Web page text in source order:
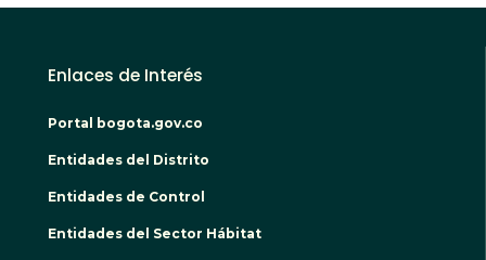
Enlaces de Interés
Portal bogota.gov.co
Entidades del Distrito
Entidades de Control
Entidades del Sector Hábitat